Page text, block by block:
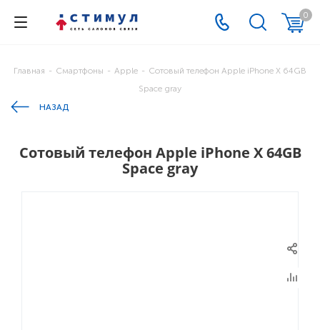
0
Главная - Смартфоны - Apple - Сотовый телефон Apple iPhone X 64GB
Space gray
НАЗАД
Сотовый телефон Apple iPhone X 64GB
Space gray